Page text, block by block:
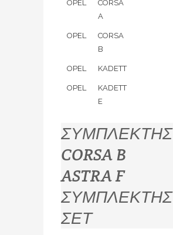
OPEL
CORSA
A
OPEL
CORSA
B
OPEL KADETT
OPEL
KADETT
E
ΣΥΜΠΛΕΚΤΗΣ
CORSA B
ASTRA F
ΣΥΜΠΛΕΚΤΗΣ
ΣΕΤ